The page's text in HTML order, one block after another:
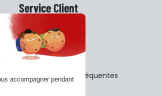
Service Client
Garantie 3 ans
CGV
FAQ - Questions Fréquentes